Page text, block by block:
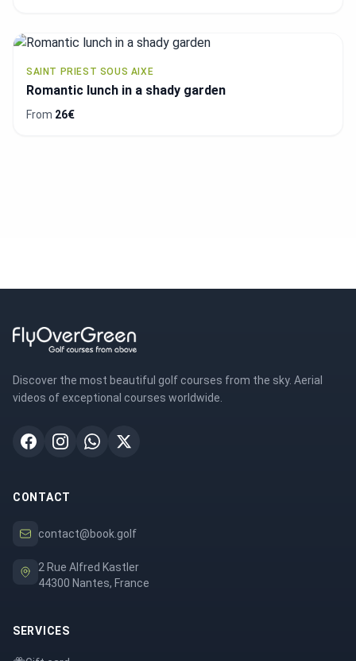
SAINT PRIEST SOUS AIXE
Romantic lunch in a shady garden
From 26€
Discover the most beautiful golf courses from the sky. Aerial
videos of exceptional courses worldwide.
CONTACT
contact@book.golf
2 Rue Alfred Kastler
44300 Nantes, France
SERVICES